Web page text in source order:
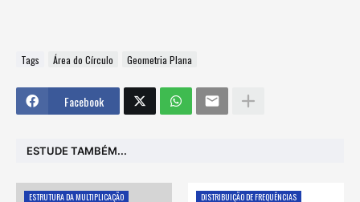
Tags Área do Círculo Geometria Plana
Facebook
ESTUDE TAMBÉM...
ESTRUTURA DA MULTIPLICAÇÃO DISTRIBUIÇÃO DE FREQUÊNCIAS